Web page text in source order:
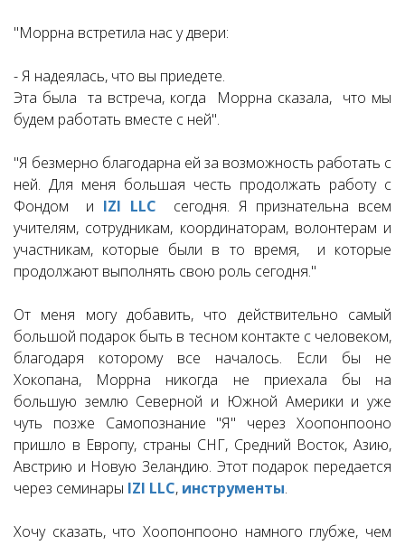
"Моррна встретила нас у двери:
- Я надеялась, что вы приедете.
Эта была та встреча, когда Моррна сказала, что мы
будем работать вместе с ней".
"Я безмерно благодарна ей за возможность работать с
ней. Для меня большая честь продолжать работу с
Фондом и IZI LLC сегодня. Я признательна всем
учителям, сотрудникам, координаторам, волонтерам и
участникам, которые были в то время, и которые
продолжают выполнять свою роль сегодня."
От меня могу добавить, что действительно самый
большой подарок быть в тесном контакте с человеком,
благодаря которому все началось. Если бы не
Хокопана, Моррна никогда не приехала бы на
большую землю Северной и Южной Америки и уже
чуть позже Самопознание "Я" через Хоопонпооно
пришло в Европу, страны СНГ, Средний Восток, Азию,
Австрию и Новую Зеландию. Этот подарок передается
через семинары IZI LLC, инструменты.
Хочу сказать, что Хоопонпооно намного глубже, чем